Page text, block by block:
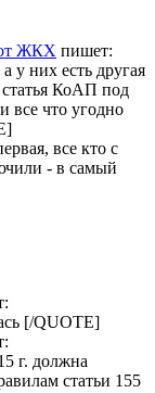
ЖКХ пишет:
у них есть другая
статья КоАП под
все что угодно
все кто с
- в самый
[/QUOTE]
г. должна
статьи 155